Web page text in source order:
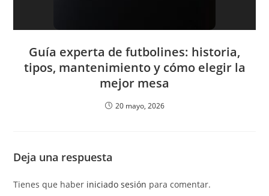
Guía experta de futbolines: historia,
tipos, mantenimiento y cómo elegir la
mejor mesa
20 mayo, 2026
Deja una respuesta
Tienes que haber iniciado sesión para comentar.